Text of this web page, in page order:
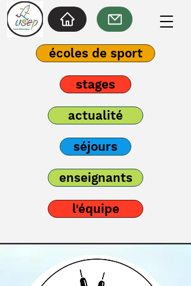
écoles de sport
stages
actualité
séjours
enseignants
l'équipe